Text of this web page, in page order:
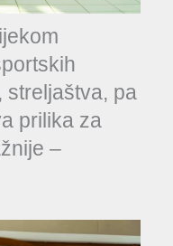
streljaštva, pa
prilika za
–